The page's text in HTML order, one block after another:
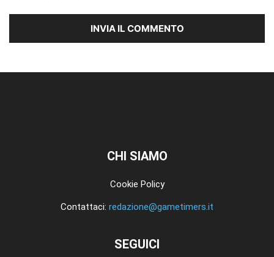
CHI SIAMO
Cookie Policy
Contattaci: redazione@gametimers.it
SEGUICI